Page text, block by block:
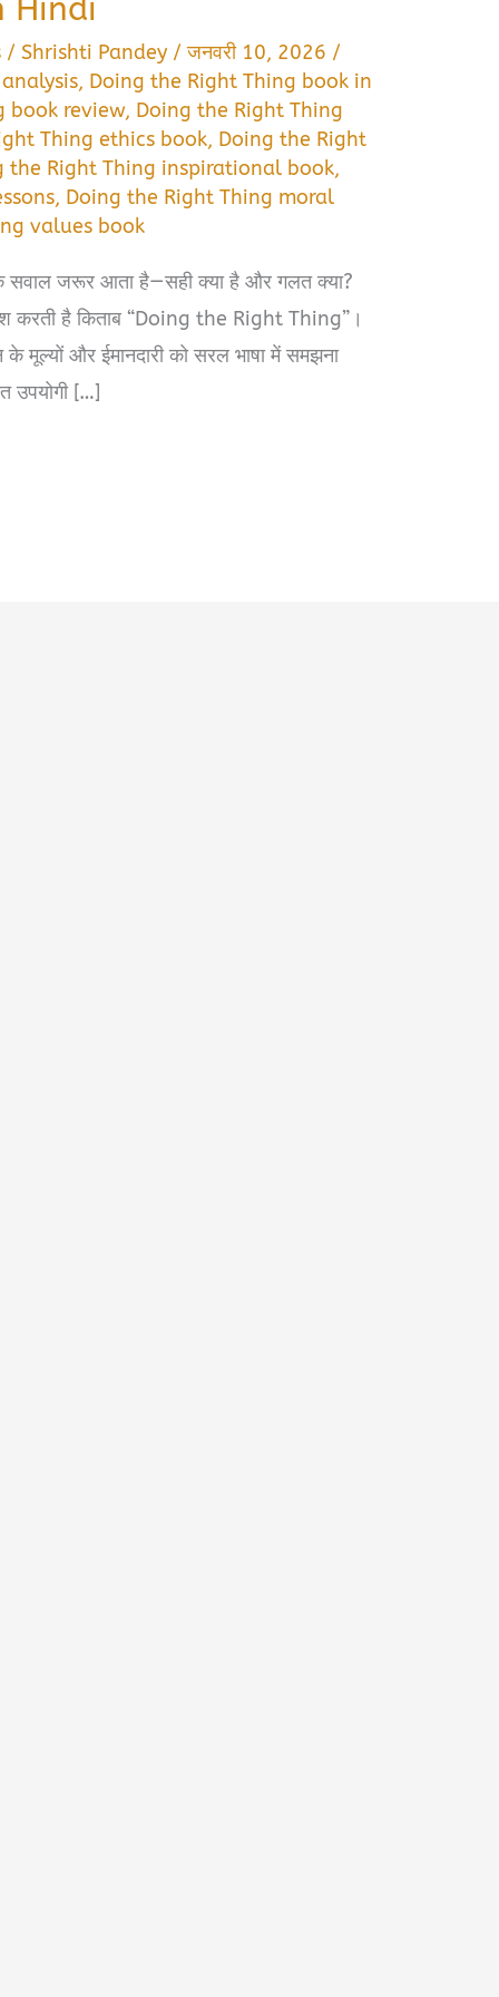
Hindi
/Shrishti Pandey /जनवरी 10, 2026 /
, Doing the Right Thing book in
book review, Doing the Right Thing
Thing ethics book, Doing the Right
the Right Thing inspirational book,
, Doing the Right Thing moral
values book
जरूर आता है—सही क्या है और गलत क्या?
करती है किताब “Doing the Right Thing”।
और ईमानदारी को सरल भाषा में समझना
उपयोगी […]